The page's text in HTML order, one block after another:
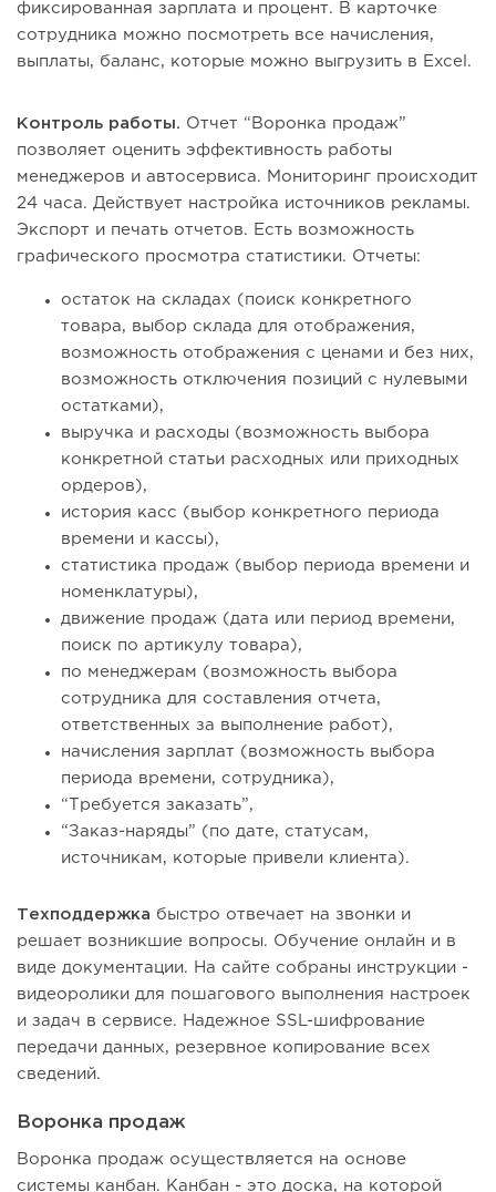
фиксированная зарплата и процент. В карточке
сотрудника можно посмотреть все начисления,
выплаты, баланс, которые можно выгрузить в Excel.
Контроль работы. Отчет “Воронка продаж”
позволяет оценить эффективность работы
менеджеров и автосервиса. Мониторинг происходит
24 часа. Действует настройка источников рекламы.
Экспорт и печать отчетов. Есть возможность
графического просмотра статистики. Отчеты:
остаток на складах (поиск конкретного
товара, выбор склада для отображения,
возможность отображения с ценами и без них,
возможность отключения позиций с нулевыми
остатками),
выручка и расходы (возможность выбора
конкретной статьи расходных или приходных
ордеров),
история касс (выбор конкретного периода
времени и кассы),
статистика продаж (выбор периода времени и
номенклатуры),
движение продаж (дата или период времени,
поиск по артикулу товара),
по менеджерам (возможность выбора
сотрудника для составления отчета,
ответственных за выполнение работ),
начисления зарплат (возможность выбора
периода времени, сотрудника),
“Требуется заказать”,
“Заказ-наряды” (по дате, статусам,
источникам, которые привели клиента).
Техподдержка быстро отвечает на звонки и
решает возникшие вопросы. Обучение онлайн и в
виде документации. На сайте собраны инструкции -
видеоролики для пошагового выполнения настроек
и задач в сервисе. Надежное SSL-шифрование
передачи данных, резервное копирование всех
сведений.
Воронка продаж
Воронка продаж осуществляется на основе
системы канбан. Канбан - это доска, на которой